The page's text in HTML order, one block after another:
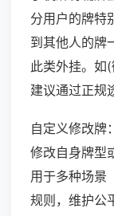
分用户的牌特
到其他人的牌
此类外挂。如
建议通过正规
自定义修改牌
修改自身牌型
用于多种场景
规则，维护公